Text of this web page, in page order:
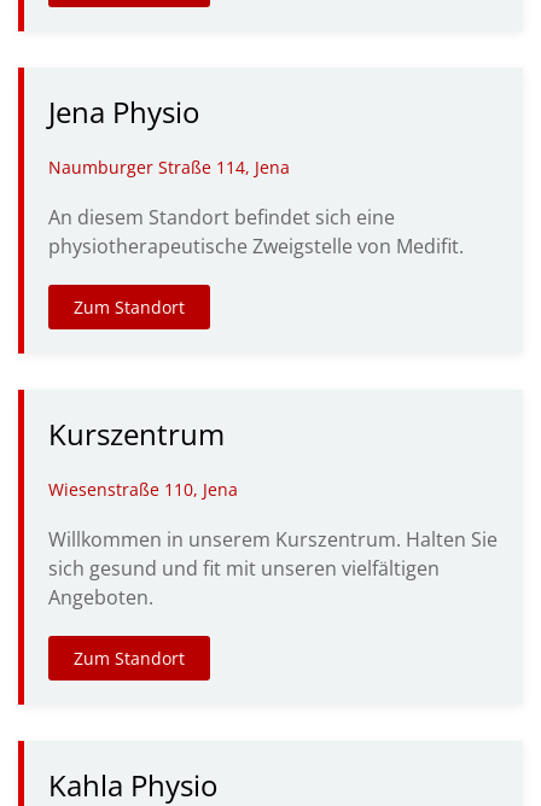
Jena Physio
Naumburger Straße 114, Jena
An diesem Standort befindet sich eine
physiotherapeutische Zweigstelle von Medifit.
Zum Standort
Kurszentrum
Wiesenstraße 110, Jena
Willkommen in unserem Kurszentrum. Halten Sie
sich gesund und fit mit unseren vielfältigen
Angeboten.
Zum Standort
Kahla Physio